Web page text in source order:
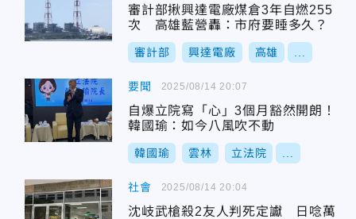
審計部揪興達電廠煤倉3年自燃255
次 高雄藍營轟：市府要睡多久？
審計部 興達電廠 高雄
要聞
自爆立院寫「心」3個月豁然開朗！
韓國瑜：如今八風吹不動
韓國瑜 雲林 立法院
2025/08/14 20:07
社會
沈岐武槍殺2友人判死定讞 日唸萬
2025/08/14 20:04